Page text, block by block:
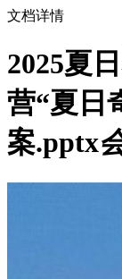
文档详情
2025夏
营“夏日
案.pptx